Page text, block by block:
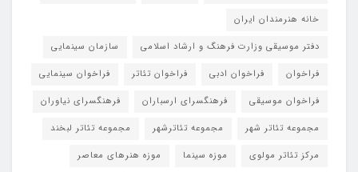
خانه هنرمندان ایران
دفتر موسیقی وزارت فرهنگ و ارشاد اسلامی
سازمان سینمایی
فراخوان
فراخوان ادبی فراخوان تئاتر
فراخوان سینمایی
فراخوان موسیقی
فرهنگسرای ارسباران
فرهنگسرای نیاوران
مجموعه تئاتر شهر
مجموعه تئاترشهر
مجموعه تئاتر لبخند
مرکز تئاتر مولوی
موزه سینما
موزه هنرهای معاصر